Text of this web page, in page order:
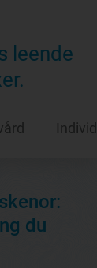
leende
du